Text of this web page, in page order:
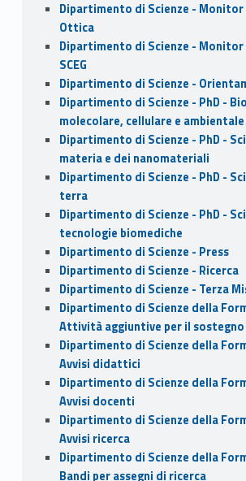
Dipartimento di Scienze - Monitor
Ottica
Dipartimento di Scienze - Monitor
SCEG
Dipartimento di Scienze -
Dipartimento di Scienze - PhD -
molecolare, cellulare e ambientale
Dipartimento di Scienze - PhD -
materia e dei nanomateriali
Dipartimento di Scienze - PhD -
terra
Dipartimento di Scienze - PhD -
tecnologie biomediche
Dipartimento di Scienze - Press
Dipartimento di Scienze - Ricerca
Dipartimento di Scienze - Terza
Dipartimento di Scienze della
Attività aggiuntive per il sostegno
Dipartimento di Scienze della
Avvisi didattici
Dipartimento di Scienze della
Avvisi docenti
Dipartimento di Scienze della
Avvisi ricerca
Dipartimento di Scienze della
Bandi per assegni di ricerca